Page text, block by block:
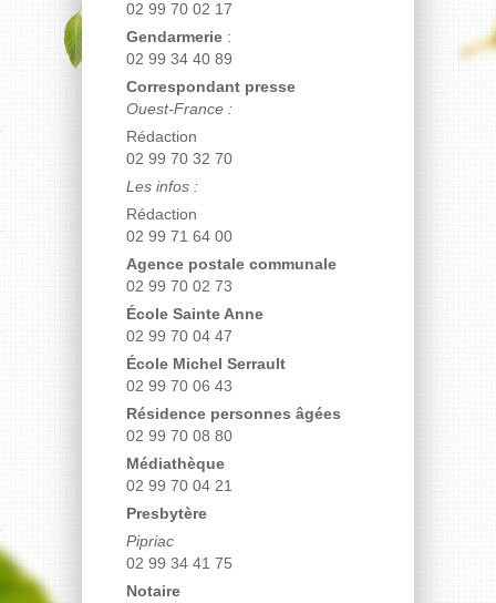
02 99 70 02 17
Gendarmerie :
02 99 34 40 89
Correspondant presse
Ouest-France :
Rédaction
02 99 70 32 70
Les infos :
Rédaction
02 99 71 64 00
Agence postale communale
02 99 70 02 73
École Sainte Anne
02 99 70 04 47
École Michel Serrault
02 99 70 06 43
Résidence personnes âgées
02 99 70 08 80
Médiathèque
02 99 70 04 21
Presbytère
Pipriac
02 99 34 41 75
Notaire